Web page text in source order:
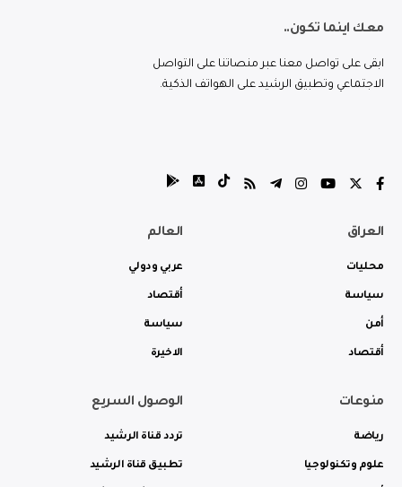
معك اينما تكون..
ابقى على تواصل معنا عبر منصاتنا على التواصل
الاجتماعي وتطبيق الرشيد على الهواتف الذكية.
العراق
محليات
سياسة
أمن
أقتصاد
العالم
عربي ودولي
أقتصاد
سياسة
الاخيرة
منوعات
رياضة
علوم وتكنولوجيا
الوصول السريع
تردد قناة الرشيد
تطبيق قناة الرشيد